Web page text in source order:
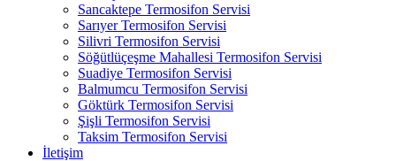
Sancaktepe Termosifon Servisi
Sarıyer Termosifon Servisi
Silivri Termosifon Servisi
Söğütlüçeşme Mahallesi Termosifon Servisi
Suadiye Termosifon Servisi
Balmumcu Termosifon Servisi
Göktürk Termosifon Servisi
Şişli Termosifon Servisi
Taksim Termosifon Servisi
İletişim